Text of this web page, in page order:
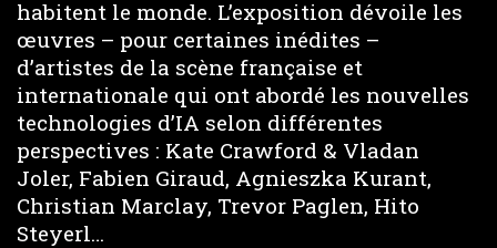
habitent le monde. L’exposition dévoile les
œuvres – pour certaines inédites –
d’artistes de la scène française et
internationale qui ont abordé les nouvelles
technologies d’IA selon différentes
perspectives : Kate Crawford & Vladan
Joler, Fabien Giraud, Agnieszka Kurant,
Christian Marclay, Trevor Paglen, Hito
Steyerl…